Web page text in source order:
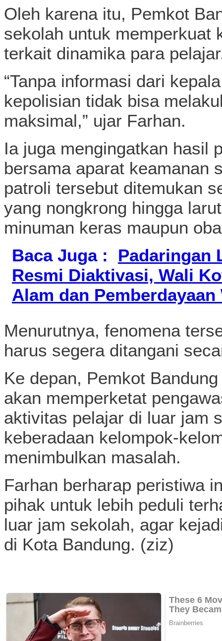
Oleh karena itu, Pemkot
sekolah untuk memperkuat
terkait dinamika para
“Tanpa informasi dari
kepolisian tidak bisa
maksimal,” ujar Farhan.
Ia juga mengingatkan hasil
bersama aparat keamanan
patroli tersebut ditemukan
yang nongkrong hingga
minuman keras maupun
Baca Juga :
Padaringan
Resmi Diaktivasi, Wali
Alam dan Pemberdayaan
Menurutnya, fenomena
harus segera ditangani
Ke depan, Pemkot
akan memperketat
aktivitas pelajar di luar jam
keberadaan kelompok-
menimbulkan masalah.
Farhan berharap peristiwa
pihak untuk lebih peduli
luar jam sekolah, agar
di Kota Bandung. (ziz)